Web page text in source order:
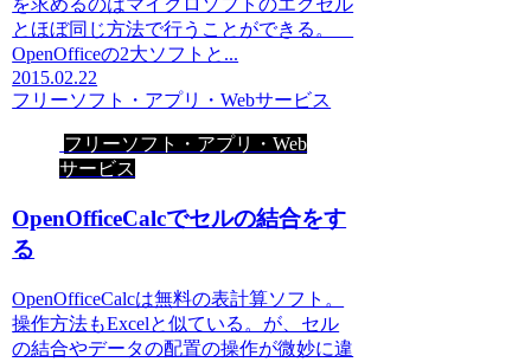
とほぼ同じ方法で行うことができる。
OpenOfficeの2大ソフトと...
2015.02.22
フリーソフト・アプリ・Webサービス
フリーソフト・アプリ・Web
サービス
OpenOfficeCalcでセルの結合をす
る
OpenOfficeCalcは無料の表計算ソフト。
操作方法もExcelと似ている。が、セル
の結合やデータの配置の操作が微妙に違